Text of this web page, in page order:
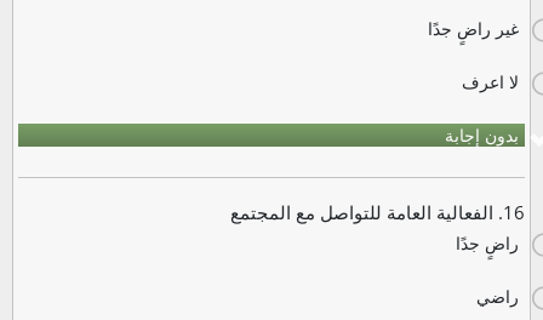
غير راضٍ جدًا
لا اعرف
بدون إجابة
16. الفعالية العامة للتواصل مع المجتمع
راضٍ جدًا
راضي